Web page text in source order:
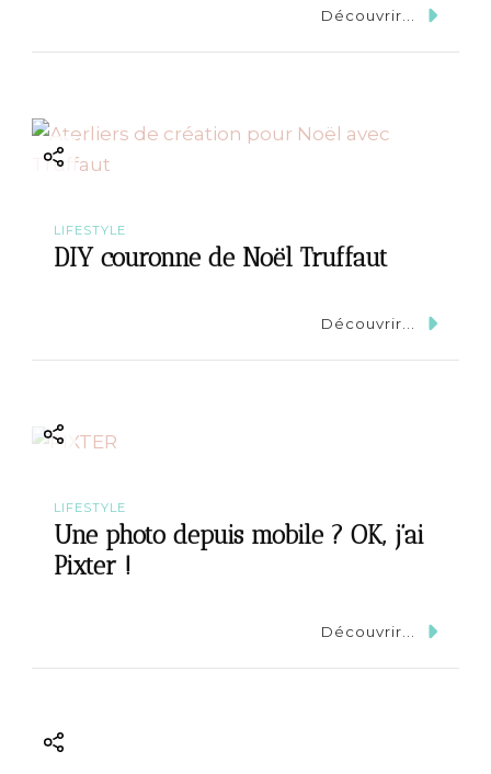
Découvrir...
LIFESTYLE
DIY couronne de Noël Truffaut
Découvrir...
LIFESTYLE
Une photo depuis mobile ? OK, j’ai
Pixter !
Découvrir...